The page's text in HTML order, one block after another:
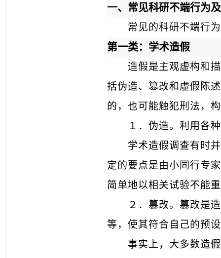
一、 常见科研不端行为
常见的科研不端行
第一类：学术造假
造假是主观虚构和
括伪造、篡改和虚假陈
的，也可能触犯刑法，
１． 伪造。利用各
学术造假调查有时
定的要点是由小同行专
简单地以相关试验不能
２． 篡改。篡改是
等，使其符合自己的预
事实上，大多数造